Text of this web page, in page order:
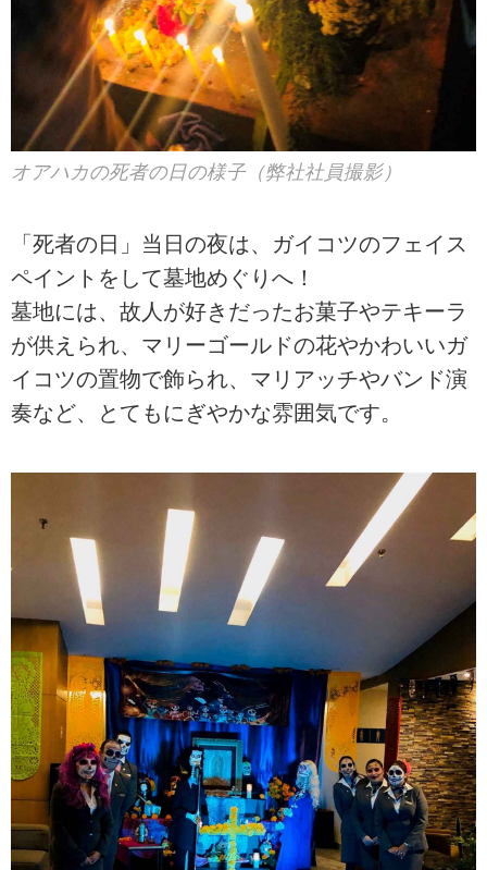
オアハカの死者の日の様子（弊社社員撮影）
「死者の日」当日の夜は、ガイコツのフェイス
ペイントをして墓地めぐりへ！
墓地には、故人が好きだったお菓子やテキーラ
が供えられ、マリーゴールドの花やかわいいガ
イコツの置物で飾られ、マリアッチやバンド演
奏など、とてもにぎやかな雰囲気です。